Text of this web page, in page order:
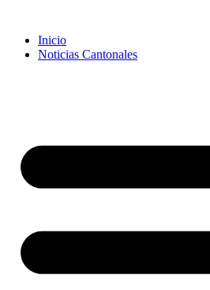
Inicio
Noticias Cantonales